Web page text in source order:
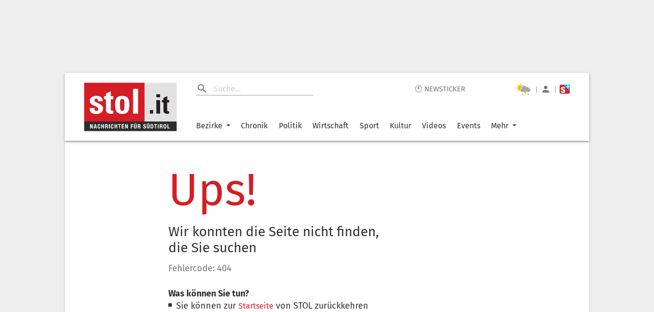
🕙 NEWSTICKER | |
Bezirke Chronik Politik Wirtschaft Sport Kultur Videos Events Mehr
Ups!
Wir konnten die Seite nicht finden,
die Sie suchen
Fehlercode: 404
Was können Sie tun?
Sie können zurStartseite von STOL zurückkehren